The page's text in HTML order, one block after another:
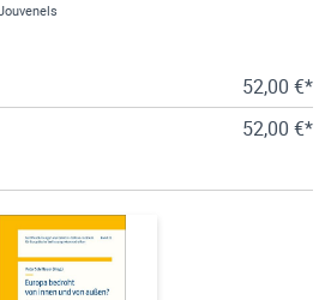
52,00 €*
52,00 €*